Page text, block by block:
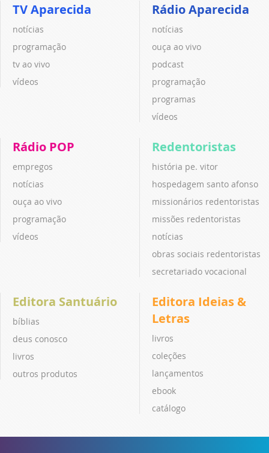
TV Aparecida
notícias
programação
tv ao vivo
vídeos
Rádio Aparecida
notícias
ouça ao vivo
podcast
programação
programas
vídeos
Rádio POP
empregos
notícias
ouça ao vivo
programação
vídeos
Redentoristas
história pe. vitor
hospedagem santo afonso
missionários redentoristas
missões redentoristas
notícias
obras sociais redentoristas
secretariado vocacional
Editora Santuário
bíblias
deus conosco
livros
outros produtos
Editora Ideias &
Letras
livros
coleções
lançamentos
ebook
catálogo